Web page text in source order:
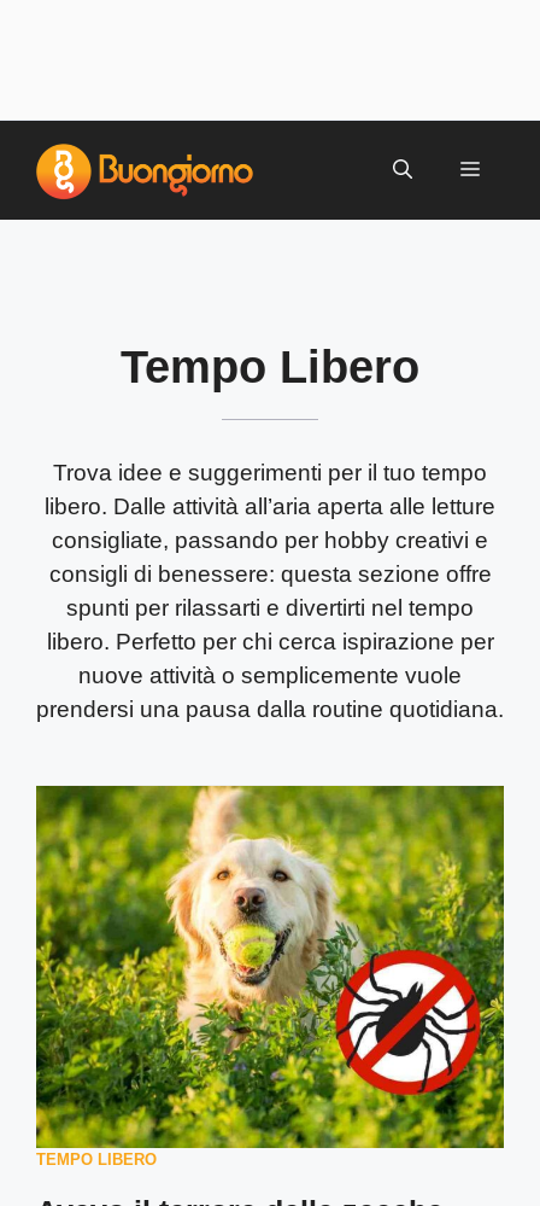
contenuto
MENU
Tempo Libero
Trova idee e suggerimenti per il tuo tempo
libero. Dalle attività all’aria aperta alle letture
consigliate, passando per hobby creativi e
consigli di benessere: questa sezione offre
spunti per rilassarti e divertirti nel tempo
libero. Perfetto per chi cerca ispirazione per
nuove attività o semplicemente vuole
prendersi una pausa dalla routine quotidiana.
TEMPO LIBERO